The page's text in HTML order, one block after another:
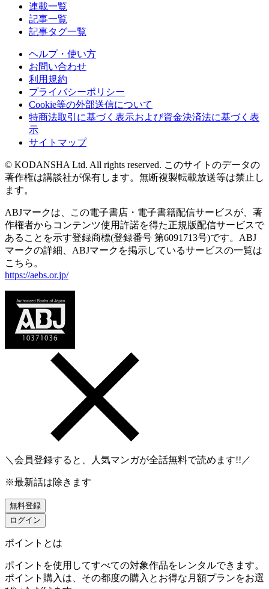
連載一覧
記事一覧
記事タグ一覧
ヘルプ・使い方
お問い合わせ
利用規約
プライバシーポリシー
Cookie等の外部送信について
特商法取引に基づく表示および資金決済法に基づく表
示
サイトマップ
© KODANSHA Ltd. All rights reserved. このサイトのデータの
著作権は講談社が保有します。無断複製転載放送等は禁止し
ます。
ABJマークは、この電子書店・電子書籍配信サービスが、著
作権者からコンテンツ使用許諾を得た正規版配信サービスで
あることを示す登録商標(登録番号 第6091713号)です。ABJ
マークの詳細、ABJマークを掲示しているサービスの一覧は
こちら。
https://aebs.or.jp/
＼会員登録すると、人気マンガが全話無料で読めます!!／
※最新話は除きます
無料登録
ログイン
ポイントとは
ポイントを使用してすべての対象作品をレンタルできます。
ポイント購入は、その都度の購入とお得な月額プランをお選